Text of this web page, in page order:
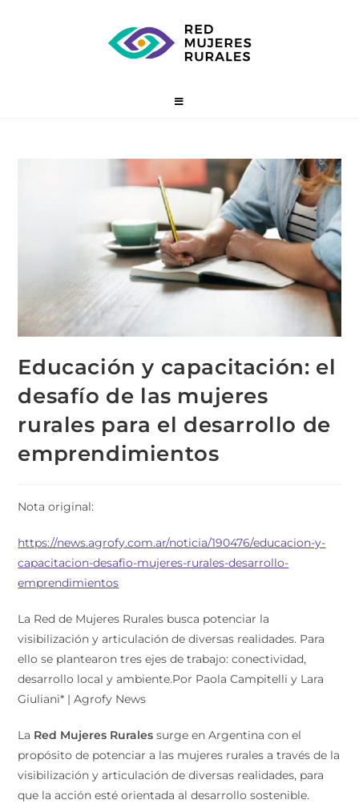
Educación y capacitación: el
desafío de las mujeres
rurales para el desarrollo de
emprendimientos
Nota original:
https://news.agrofy.com.ar/noticia/190476/educacion-y-
capacitacion-desafio-mujeres-rurales-desarrollo-
emprendimientos
La Red de Mujeres Rurales busca potenciar la
visibilización y articulación de diversas realidades. Para
ello se plantearon tres ejes de trabajo: conectividad,
desarrollo local y ambiente.Por Paola Campitelli y Lara
Giuliani* | Agrofy News
La Red Mujeres Rurales surge en Argentina con el
propósito de potenciar a las mujeres rurales a través de la
visibilización y articulación de diversas realidades, para
que la acción esté orientada al desarrollo sostenible.